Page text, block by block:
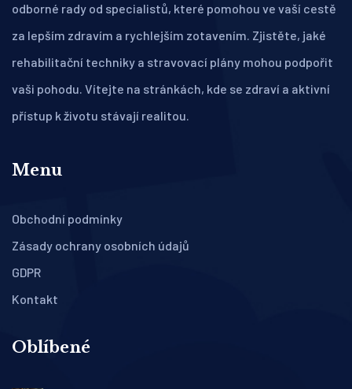
odborné rady od specialistů, které pomohou ve vaší cestě
za lepším zdravím a rychlejším zotavením. Zjistěte, jaké
rehabilitační techniky a stravovací plány mohou podpořit
vaši pohodu. Vítejte na stránkách, kde se zdraví a aktivní
přístup k životu stávají realitou.
Menu
Obchodní podmínky
Zásady ochrany osobních údajů
GDPR
Kontakt
Oblíbené